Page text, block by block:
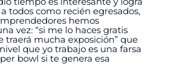
todos como recién egresados,
hemos
vez: “si me lo haces gratis
traerá mucha exposición” que
que yo trabajo es una farsa
bowl si te genera esa